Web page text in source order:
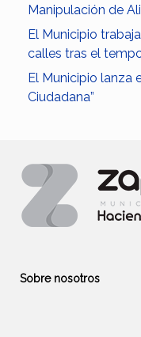
Manipulación de
El Municipio
calles tras el
El Municipio lanza
Ciudadana”
Sobre nosotros